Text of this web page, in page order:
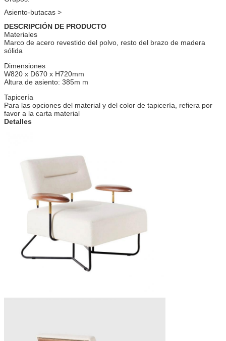
Asiento-butacas >
DESCRIPCIÓN DE PRODUCTO
Materiales
Marco de acero revestido del polvo, resto del brazo de madera
sólida
Dimensiones
W820 x D670 x H720mm
Altura de asiento: 385m m
Tapicería
Para las opciones del material y del color de tapicería, refiera por
favor a la carta material
Detalles